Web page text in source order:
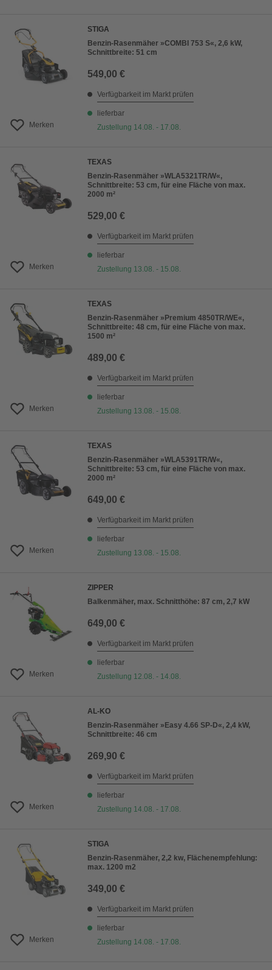
Merken
STIGA
Benzin-Rasenmäher »COMBI 753 S«, 2,6 kW,
Schnittbreite: 51 cm
549,00 €
Verfügbarkeit im Markt prüfen
lieferbar
Zustellung 14.08. - 17.08.
Merken
TEXAS
Benzin-Rasenmäher »WLA5321TR/W«,
Schnittbreite: 53 cm, für eine Fläche von max.
2000 m²
529,00 €
Verfügbarkeit im Markt prüfen
lieferbar
Zustellung 13.08. - 15.08.
Merken
TEXAS
Benzin-Rasenmäher »Premium 4850TR/WE«,
Schnittbreite: 48 cm, für eine Fläche von max.
1500 m²
489,00 €
Verfügbarkeit im Markt prüfen
lieferbar
Zustellung 13.08. - 15.08.
Merken
TEXAS
Benzin-Rasenmäher »WLA5391TR/W«,
Schnittbreite: 53 cm, für eine Fläche von max.
2000 m²
649,00 €
Verfügbarkeit im Markt prüfen
lieferbar
Zustellung 13.08. - 15.08.
Merken
ZIPPER
Balkenmäher, max. Schnitthöhe: 87 cm, 2,7 kW
649,00 €
Verfügbarkeit im Markt prüfen
lieferbar
Zustellung 12.08. - 14.08.
Merken
AL-KO
Benzin-Rasenmäher »Easy 4.66 SP-D«, 2,4 kW,
Schnittbreite: 46 cm
269,90 €
Verfügbarkeit im Markt prüfen
lieferbar
Zustellung 14.08. - 17.08.
Merken
STIGA
Benzin-Rasenmäher, 2,2 kw, Flächenempfehlung:
max. 1200 m2
349,00 €
Verfügbarkeit im Markt prüfen
lieferbar
Zustellung 14.08. - 17.08.